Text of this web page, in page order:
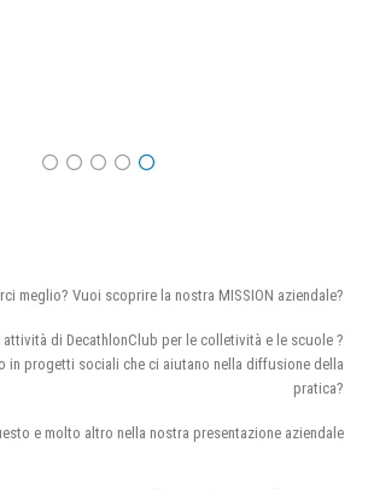
meglio? Vuoi scoprire la nostra MISSION aziendale?
di DecathlonClub per le colletività e le scuole ?
in progetti sociali che ci aiutano nella diffusione della
pratica?
e molto altro nella nostra presentazione aziendale